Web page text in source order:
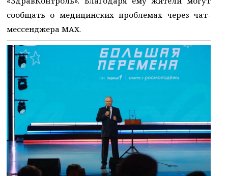
сообщать о медицинских проблемах через чат-
мессенджера МАХ.